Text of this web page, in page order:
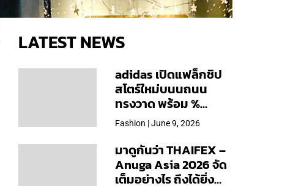
LATEST NEWS
adidas เปิดแฟล็กชิป
สโตร์ใหม่บนนถนน
ทรงวาด พร้อม %
Arabica และคอลเลก
ชันพิเศษเฉพาะสาขา
Fashion | June 9, 2026
มาดูกันว่า THAIFEX –
Anuga Asia 2026 จัด
เต็มอย่างไร ถึงได้ยิ่ง